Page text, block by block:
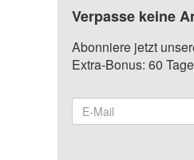
Verpasse keine
Abonniere jetzt
Extra-Bonus: 60